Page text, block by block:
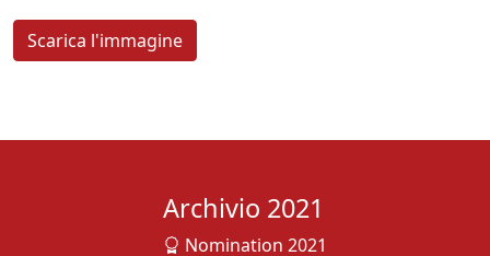
Scarica l'immagine
Archivio 2021
Nomination 2021